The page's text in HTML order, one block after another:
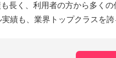
長く、利用者の方から多く
績も、業界トップクラスを誇